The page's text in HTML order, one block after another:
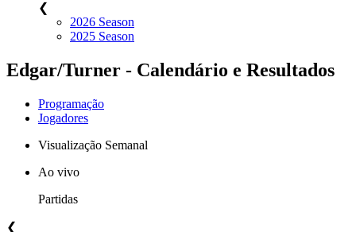
❮
2026 Season
2025 Season
Edgar/Turner - Calendário e Resultados
Programação
Jogadores
Visualização Semanal
Ao vivo
Partidas
❮